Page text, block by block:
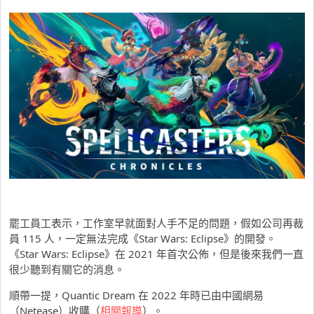
罷工員工表示，工作室早就面對人手不足的問題，假如公司再裁
員 115 人，一定無法完成《Star Wars: Eclipse》的開發。
《Star Wars: Eclipse》在 2021 年首次公佈，但是後來我們一直
很少聽到有關它的消息。
順帶一提，Quantic Dream 在 2022 年時已由中國網易
（Netease）收購（相關報導）。